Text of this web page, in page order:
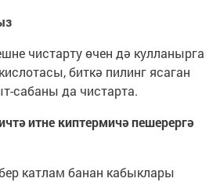
чистарту өчен дә кулланырга
биткә пилинг ясаган
сабаны да чистарта.
итне киптермичә пешерергә
катлам банан кабыклары